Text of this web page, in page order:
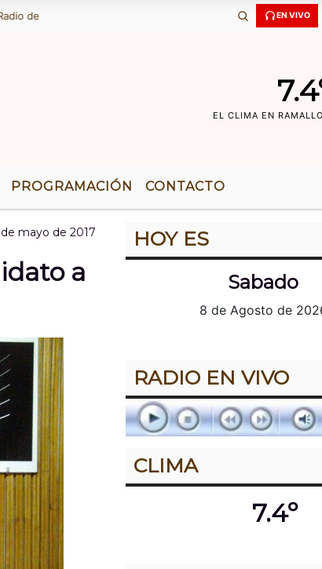
| TENEMOS 36 AÃ‘OS DE RADIO | EN VIVO
EL CLIMA EN RAMALLO
PROGRAMACIÓN CONTACTO
mayo de 2017
a
HOY ES
Sabado
8 de Agosto de
RADIO EN VIVO
CLIMA
7.4º